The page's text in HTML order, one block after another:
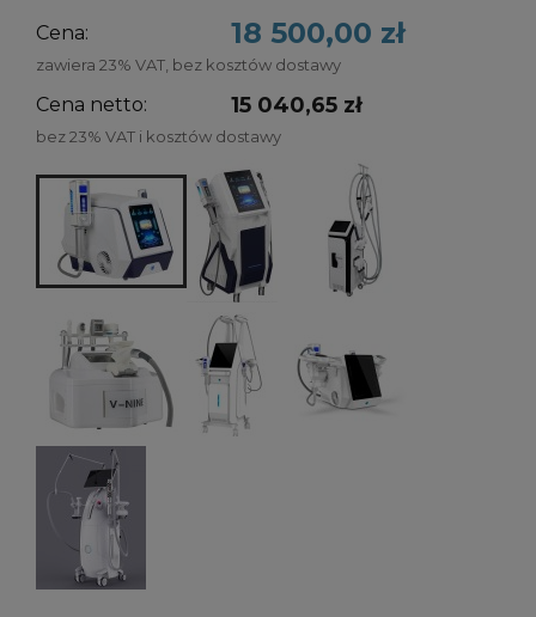
Cena: 18 500,00 zł
zawiera 23% VAT, bez kosztów dostawy
Cena netto: 15 040,65 zł
bez 23% VAT i kosztów dostawy